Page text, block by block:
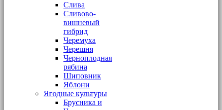
Слива
Сливово-
вишневый
гибрид
Черемуха
Черешня
Черноплодная
рябина
Шиповник
Яблони
Ягодные культуры
Брусника и